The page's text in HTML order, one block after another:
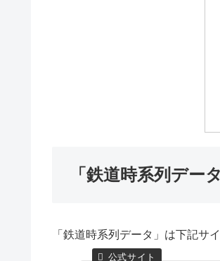
「鉄道時系列デー
「鉄道時系列データ」は下記サ